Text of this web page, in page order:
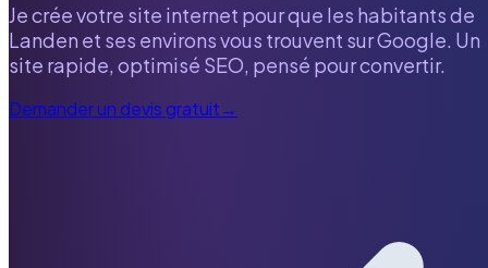
Je crée votre site internet pour que les habitants de
Landen et ses environs vous trouvent sur Google. Un
site rapide, optimisé SEO, pensé pour convertir.
Demander un devis gratuit→